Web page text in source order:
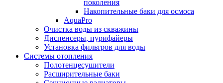
поколения
Накопительные баки для осмоса
AquaPro
Очистка воды из скважины
Диспенсеры, пурифайеры
Установка фильтров для воды
Системы отопления
Полотенцесушители
Расширительные баки